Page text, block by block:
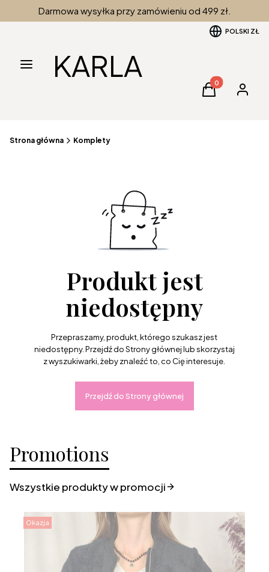
Darmowa wysyłka przy zamówieniu od 499 zł.
POLSKI ZŁ
Menu KARLA
Produkty w
Koszyk Zaloguj
Strona główna Komplety
Produkt jest
niedostępny
Przepraszamy, produkt, którego szukasz jest
niedostępny. Przejdź do Strony głównej lub skorzystaj
z wyszukiwarki, żeby znaleźć to, co Cię interesuje.
Przejdź do Strony głównej
Promotions
Wszystkie produkty w promocji
Okazja